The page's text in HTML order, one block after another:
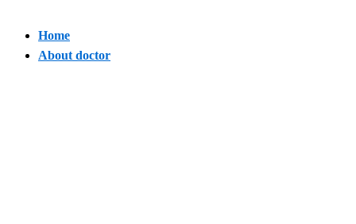
Home
About doctor